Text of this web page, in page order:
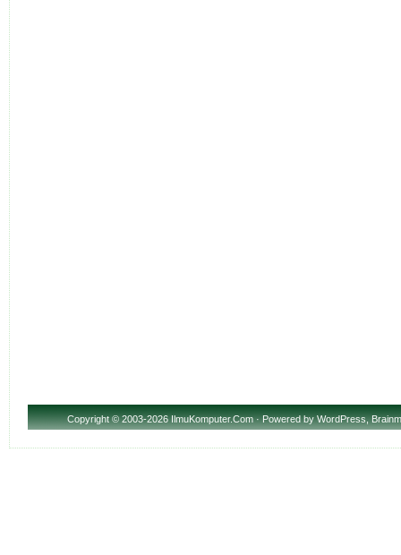
Copyright© 2003-2026 IlmuKomputer.Com · Powered byWordPress,